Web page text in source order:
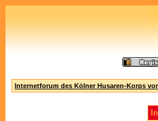
Internetforum des Kölner Husaren-Korps